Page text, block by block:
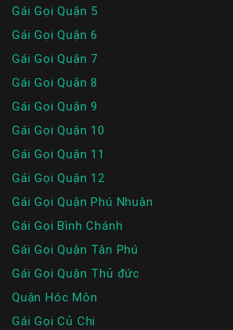
Gái Gọi Quận 5
Gái Gọi Quận 6
Gái Gọi Quận 7
Gái Gọi Quận 8
Gái Gọi Quận 9
Gái Gọi Quận 10
Gái Gọi Quận 11
Gái Gọi Quận 12
Gái Gọi Quận Phú Nhuận
Gái Gọi Bình Chánh
Gái Gọi Quận Tân Phú
Gái Gọi Quận Thủ đức
Quận Hóc Môn
Gái Gọi Củ Chi